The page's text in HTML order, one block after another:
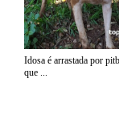
Idosa é arrastada por
que ...